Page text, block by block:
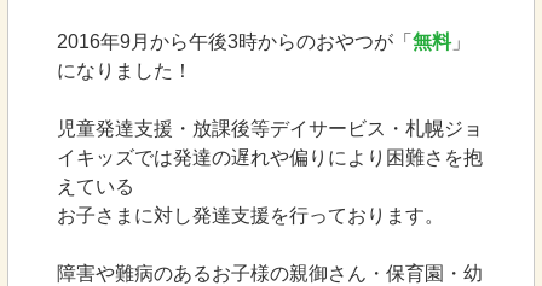
2016年9月から午後3時からのおやつが「 無料」
になりました！
児童発達支援・放課後等デイサービス・札幌ジョ
イキッズでは発達の遅れや偏りにより困難さを抱
えている
お子さまに対し発達支援を行っております。
障害や難病のあるお子様の親御さん・保育園・幼